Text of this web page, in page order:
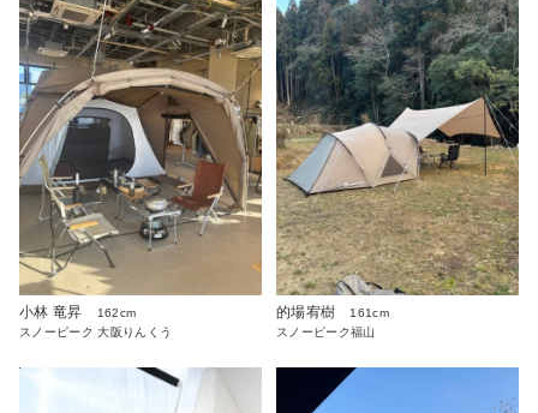
小林 竜昇
162cm
スノーピーク 大阪りんくう
的場宥樹
161cm
スノーピーク福山